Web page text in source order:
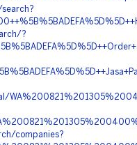
?
companies?